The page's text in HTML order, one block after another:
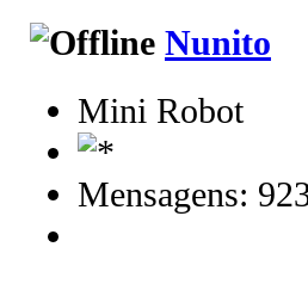
Nunito
Mini Robot
Mensagens: